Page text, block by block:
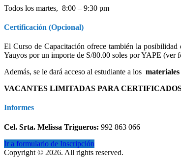
Todos los martes, 8:00 – 9:30 pm
Certificación (Opcional)
El Curso de Capacitación ofrece también la
Yauyos por un importe de S/80.00 soles por YAPE (ver
Además, se le dará acceso al estudiante a los
VACANTES LIMITADAS PARA
Informes
Cel. Srta. Melissa Trigueros: 992 863 066
Ir a formulario de Inscripción
Copyright © 2026. All rights reserved.